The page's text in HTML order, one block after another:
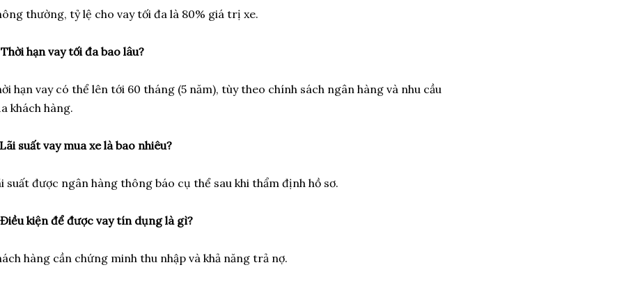
thường, tỷ lệ cho vay tối đa là 80% giá trị xe.
hạn vay tối đa bao lâu?
hạn vay có thể lên tới 60 tháng (5 năm), tùy theo chính sách ngân hàng và nhu cầu
khách hàng.
suất vay mua xe là bao nhiêu?
suất được ngân hàng thông báo cụ thể sau khi thẩm định hồ sơ.
kiện để được vay tín dụng là gì?
hàng cần chứng minh thu nhập và khả năng trả nợ.